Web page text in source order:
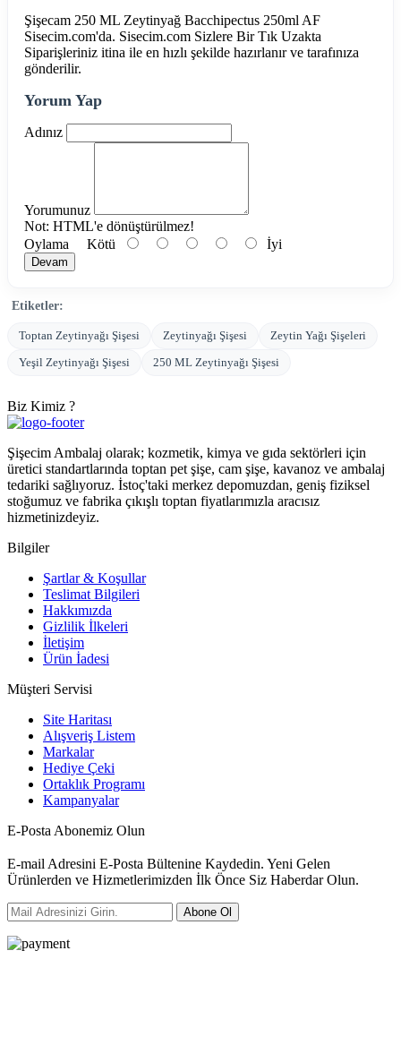
Şişecam 250 ML Zeytinyağ Bacchipectus 250ml AF
Sisecim.com'da. Sisecim.com Sizlere Bir Tık Uzakta
Siparişleriniz itina ile en hızlı şekilde hazırlanır ve tarafınıza
gönderilir.
Yorum Yap
Adınız
Yorumunuz
Not: HTML'e dönüştürülmez!
Oylama Kötü İyi
Devam
Etiketler:
Toptan Zeytinyağı Şişesi Zeytinyağı Şişesi
Zeytin Yağı Şişeleri
Yeşil Zeytinyağı Şişesi
250 ML Zeytinyağı Şişesi
Biz Kimiz ?
Şişecim Ambalaj olarak; kozmetik, kimya ve gıda sektörleri için
üretici standartlarında toptan pet şişe, cam şişe, kavanoz ve ambalaj
tedariki sağlıyoruz. İstoç'taki merkez depomuzdan, geniş fiziksel
stoğumuz ve fabrika çıkışlı toptan fiyatlarımızla aracısız
hizmetinizdeyiz.
Bilgiler
Şartlar & Koşullar
Teslimat Bilgileri
Hakkımızda
Gizlilik İlkeleri
İletişim
Ürün İadesi
Müşteri Servisi
Site Haritası
Alışveriş Listem
Markalar
Hediye Çeki
Ortaklık Programı
Kampanyalar
E-Posta Abonemiz Olun
E-mail Adresini E-Posta Bültenine Kaydedin. Yeni Gelen
Ürünlerden ve Hizmetlerimizden İlk Önce Siz Haberdar Olun.
Abone Ol